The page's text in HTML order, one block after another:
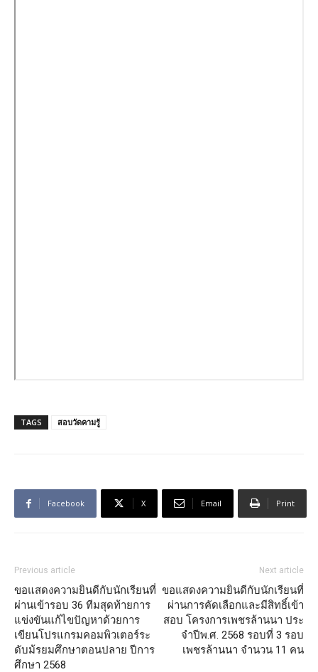
TAGS สอบวัดคามรู้
Facebook X Email Print
Previous article
ขอแสดงความยินดีกับนักเรียนที่
ผ่านเข้ารอบ 36 ทีมสุดท้ายการ
แข่งขันแก้ไขปัญหาด้วยการ
เขียนโปรแกรมคอมพิวเตอร์ระ
ดับม้รยมศึกษาตอนปลาย ปีการ
ศึกษา 2568
Next article
ขอแสดงความยินดีกับนักเรียนที่
ผ่านการคัดเลือกและมีสิทธิ์เข้า
สอบ โครงการเพชรล้านนา ประ
จำปีพ.ศ. 2568 รอบที่ 3 รอบ
เพชรล้านนา จำนวน 11 คน